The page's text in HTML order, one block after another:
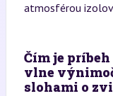
atmosférou
Čím je
vlne
slohami o